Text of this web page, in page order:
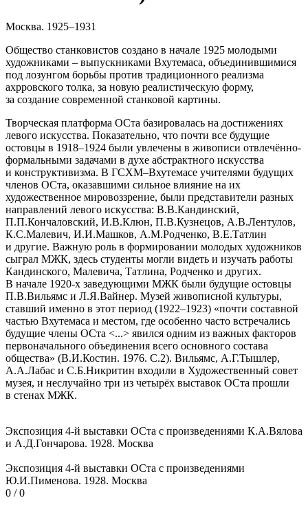
Москва. 1925–1931
Общество станковистов создано в начале 1925 молодыми
художниками – выпускниками Вхутемаса, объединившимися
под лозунгом борьбы против традиционного реализма
ахрровского толка, за новую реалистическую форму,
за создание современной станковой картины.
Творческая платформа ОСта базировалась на достижениях
левого искусства. Показательно, что почти все будущие
остовцы в 1918–1924 были увлечены в живописи отвлечённо-
формальными задачами в духе абстрактного искусства
и конструктивизма. В ГСХМ–Вхутемасе учителями будущих
членов ОСта, оказавшими сильное влияние на их
художественное мировоззрение, были представители разных
направлений левого искусства: В.В.Кандинский,
П.П.Кончаловский, И.В.Клюн, П.В.Кузнецов, А.В.Лентулов,
К.С.Малевич, И.И.Машков, А.М.Родченко, В.Е.Татлин
и другие. Важную роль в формировании молодых художников
сыграл МЖК, здесь студенты могли видеть и изучать работы
Кандинского, Малевича, Татлина, Родченко и других.
В начале 1920-х заведующими МЖК были будущие остовцы
П.В.Вильямс и Л.Я.Вайнер. Музей живописной культуры,
ставший именно в этот период (1922–1923) «почти составной
частью Вхутемаса и местом, где особенно часто встречались
будущие члены ОСта <...> явился одним из важных факторов
первоначального объединения всего основного состава
общества» (В.И.Костин. 1976. С.2). Вильямс, А.Г.Тышлер,
А.А.Лабас и С.Б.Никритин входили в Художественный совет
музея, и неслучайно три из четырёх выставок ОСта прошли
в стенах МЖК.
Экспозиция 4-й выставки ОСта с произведениями К.А.Вялова
и А.Д.Гончарова. 1928. Москва
Экспозиция 4-й выставки ОСта с произведениями
Ю.И.Пименова. 1928. Москва
0 / 0